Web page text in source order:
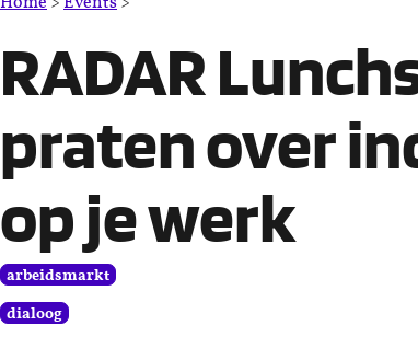
–
praten
inclusiviteit
op
werk
RADAR
praten over
op je werk
arbeidsmarkt
dialoog